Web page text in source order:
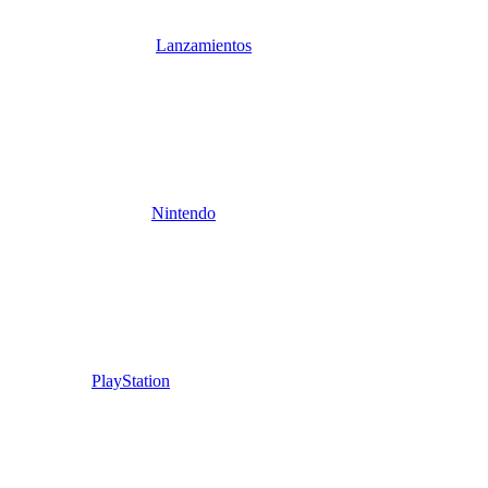
Lanzamientos
Nintendo
PlayStation